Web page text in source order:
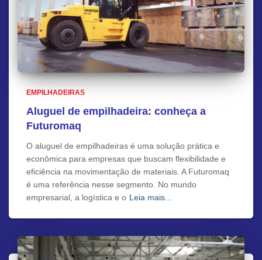
EMPILHADEIRAS
Aluguel de empilhadeira: conheça a
Futuromaq
O aluguel de empilhadeiras é uma solução prática e
econômica para empresas que buscam flexibilidade e
eficiência na movimentação de materiais. A Futuromaq
é uma referência nesse segmento. No mundo
empresarial, a logística e o Leia mais…